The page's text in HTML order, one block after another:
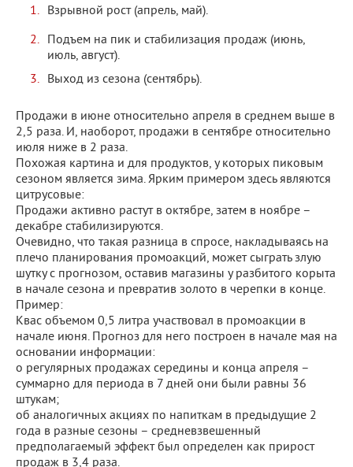
Взрывной рост (апрель, май).
Подъем на пик и стабилизация продаж (июнь,
июль, август).
Выход из сезона (сентябрь).
Продажи в июне относительно апреля в среднем выше в
2,5 раза. И, наоборот, продажи в сентябре относительно
июля ниже в 2 раза.
Похожая картина и для продуктов, у которых пиковым
сезоном является зима. Ярким примером здесь являются
цитрусовые:
Продажи активно растут в октябре, затем в ноябре –
декабре стабилизируются.
Очевидно, что такая разница в спросе, накладываясь на
плечо планирования промоакций, может сыграть злую
шутку с прогнозом, оставив магазины у разбитого корыта
в начале сезона и превратив золото в черепки в конце.
Пример:
Квас объемом 0,5 литра участвовал в промоакции в
начале июня. Прогноз для него построен в начале мая на
основании информации:
о регулярных продажах середины и конца апреля –
суммарно для периода в 7 дней они были равны 36
штукам;
об аналогичных акциях по напиткам в предыдущие 2
года в разные сезоны – средневзвешенный
предполагаемый эффект был определен как прирост
продаж в 3,4 раза.